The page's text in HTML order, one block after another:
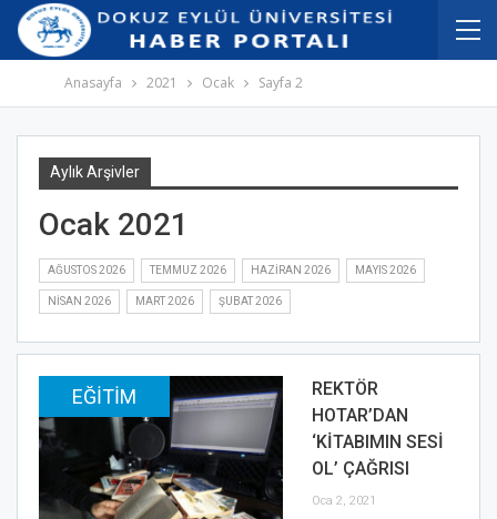
İçeriğe
atla
Navigasyona
atla
Anasayfa 2021 Ocak Sayfa 2
Aylık Arşivler
Ocak 2021
AĞUSTOS 2026 TEMMUZ 2026 HAZIRAN 2026 MAYIS 2026
NISAN 2026 MART 2026 ŞUBAT 2026
EĞITIM
REKTÖR
HOTAR’DAN
‘KİTABIMIN SESİ
OL’ ÇAĞRISI
Oca 2, 2021